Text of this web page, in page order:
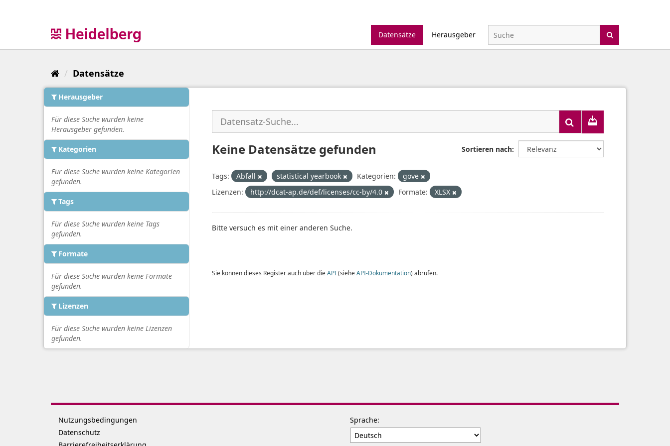
Datensätze
Herausgeber
Datensätze
Herausgeber
Für diese Suche wurden keine
Herausgeber gefunden.
Kategorien
Für diese Suche wurden keine Kategorien
gefunden.
Tags
Für diese Suche wurden keine Tags
gefunden.
Formate
Für diese Suche wurden keine Formate
gefunden.
Lizenzen
Für diese Suche wurden keine Lizenzen
gefunden.
Sortieren nach
Keine Datensätze gefunden
Tags: Abfall statistical yearbook Kategorien:
gove
Lizenzen:
http://dcat-ap.de/def/licenses/cc-by/4.0 Formate: XLSX
Bitte versuch es mit einer anderen Suche.
Sie können dieses Register auch über die API(siehe API-Dokumentation) abrufen.
Nutzungsbedingungen
Datenschutz
Sprache